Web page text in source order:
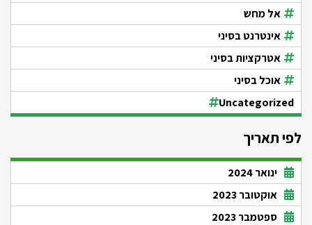
אל מחש
אינטרנט בסיני
אטרקציות בסיני
אוכל בסיני
Uncategorized
לפי תאריך
ינואר 2024
אוקטובר 2023
ספטמבר 2023